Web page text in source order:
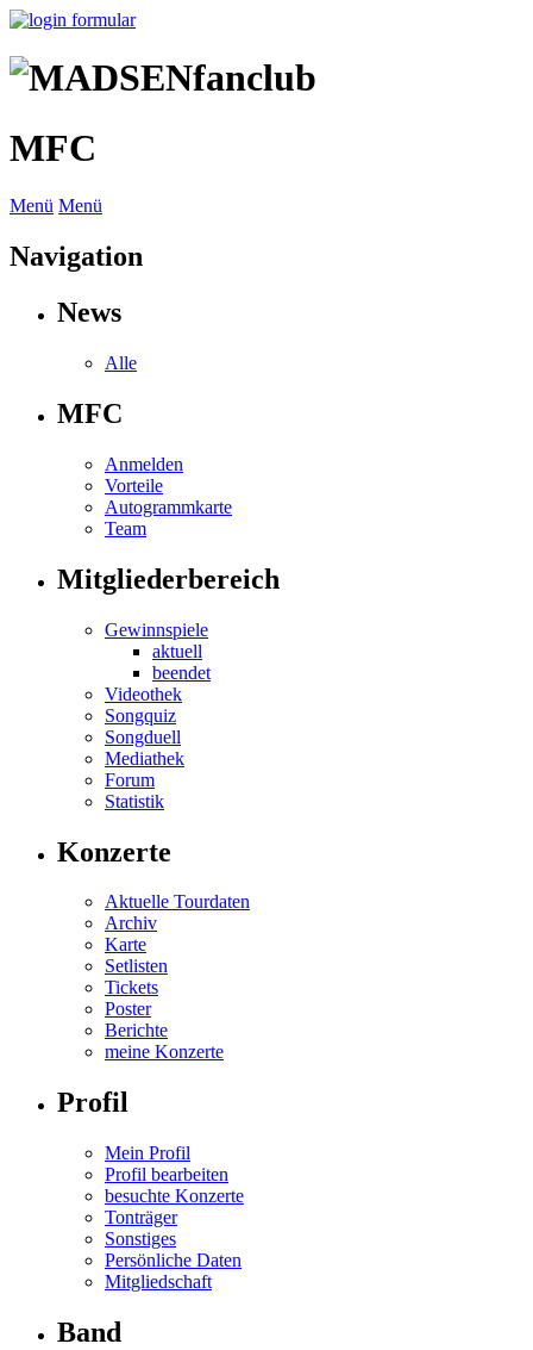
MFC
Menü Menü
Navigation
News
Alle
MFC
Anmelden
Vorteile
Autogrammkarte
Team
Mitgliederbereich
Gewinnspiele
aktuell
beendet
Videothek
Songquiz
Songduell
Mediathek
Forum
Statistik
Konzerte
Aktuelle Tourdaten
Archiv
Karte
Setlisten
Tickets
Poster
Berichte
meine Konzerte
Profil
Mein Profil
Profil bearbeiten
besuchte Konzerte
Tonträger
Sonstiges
Persönliche Daten
Mitgliedschaft
Band